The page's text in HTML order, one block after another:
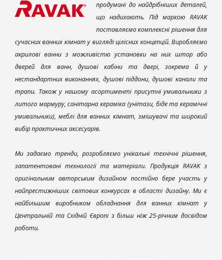
продумані до найдрібніших деталей,
що надихають. Під маркою RAVAK
поставляємо комплексні рішення для
сучасних ванних кімнат у вигляді цілісних концепцій. Виробляємо
акрилові ванни з можливістю установки на них штор або
дверей для ванн, душові кабіни та двері, зокрема й у
нестандартних виконаннях, душові піддони, душові канали та
трапи. Також у нашому асортименті присутні умивальники з
литого мармуру, санітарна кераміка (унітази, біде та керамічні
умивальники), меблі для ванних кімнат, змішувачі та широкий
вибір практичних аксесуарів.
Ми задаємо тренди, розробляємо унікальні технічні рішення,
запатентовані технології та матеріали. Продукція RAVAK з
оригінальним авторським дизайном постійно бере участь у
найпрестижніших світових конкурсах в області дизайну. Ми є
найбільшим виробником обладнання для ванних кімнат у
Центральній та Східній Європі з більш ніж 25-річним досвідом
роботи.